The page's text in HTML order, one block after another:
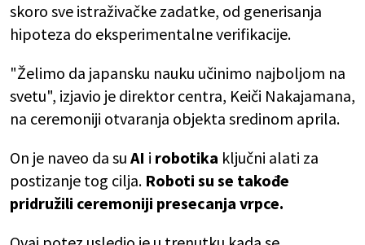
skoro sve istraživačke zadatke, od generisanja
hipoteza do eksperimentalne verifikacije.
"Želimo da japansku nauku učinimo najboljom na
svetu", izjavio je direktor centra, Keiči Nakajamana,
na ceremoniji otvaranja objekta sredinom aprila.
On je naveo da su AI i robotika ključni alati za
postizanje tog cilja. Roboti su se takođe
pridružili ceremoniji presecanja vrpce.